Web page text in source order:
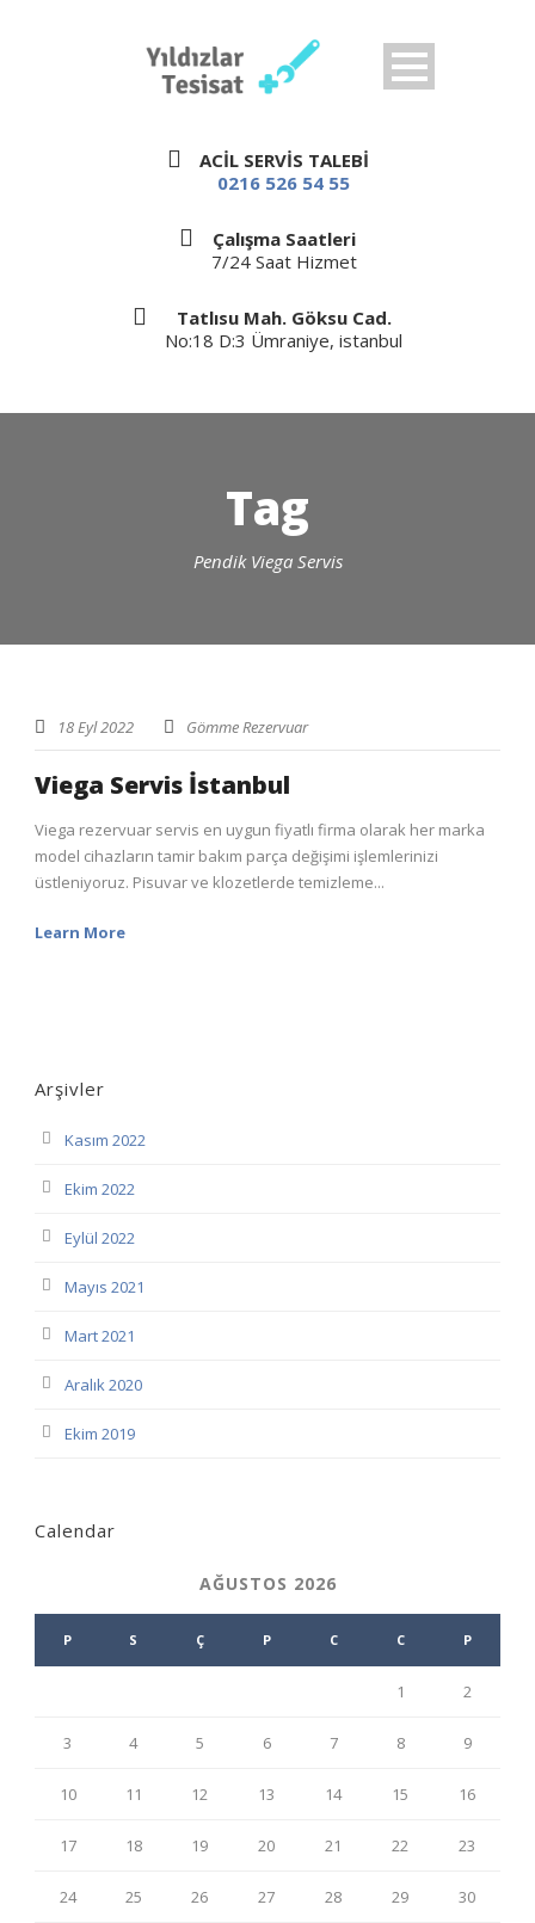
ACİL SERVİS TALEBİ
0216 526 54 55
Çalışma Saatleri
7/24 Saat Hizmet
Tatlısu Mah. Göksu Cad.
No:18 D:3 Ümraniye, istanbul
Tag
Pendik Viega Servis
18 Eyl 2022 Gömme Rezervuar
Viega Servis İstanbul
Viega rezervuar servis en uygun fiyatlı firma olarak her marka
model cihazların tamir bakım parça değişimi işlemlerinizi
üstleniyoruz. Pisuvar ve klozetlerde temizleme...
Learn More
Arşivler
Kasım 2022
Ekim 2022
Eylül 2022
Mayıs 2021
Mart 2021
Aralık 2020
Ekim 2019
Calendar
AĞUSTOS 2026
P S Ç P C C P
1 2
3 4 5 6 7 8 9
10 11 12 13 14 15 16
17 18 19 20 21 22 23
24 25 26 27 28 29 30